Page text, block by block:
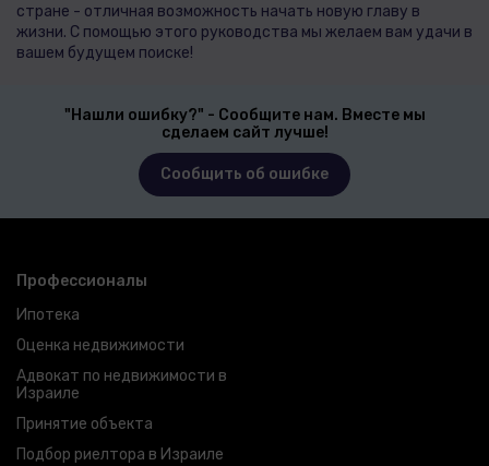
стране - отличная возможность начать новую главу в
жизни. С помощью этого руководства мы желаем вам удачи в
вашем будущем поиске!
"Нашли ошибку?" - Сообщите нам. Вместе мы
сделаем сайт лучше!
Сообщить об ошибке
Профессионалы
Ипотека
Оценка недвижимости
Адвокат по недвижимости в
Израиле
Принятие объекта
Подбор риелтора в Израиле